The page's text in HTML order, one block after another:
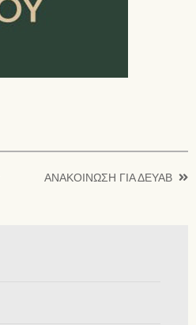
ΑΝΑΚΟΙΝΩΣΗ ΓΙΑ ΔΕΥΑΒ